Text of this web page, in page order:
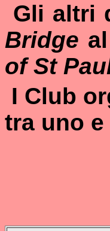
Gli altri
Bridge
of St
I Club
tra uno